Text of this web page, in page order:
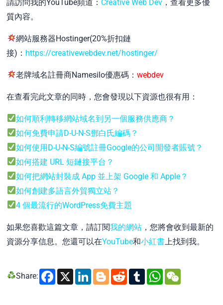
請訪問我的YouTube頻道： Creative Web Dev ，查看更多優
質內容。
網站服務器Hostinger(20%折扣鏈
接)： https://creativewebdev.net/hostinger/
老牌域名註冊商Namesilo優惠碼： webdev
在查看完此文章的同時，您會發現以下資源也很有用：
如何順利轉移網站域名到另一個服務供應商？
如何免費申請D-U-N-S鄧白氏編碼？
如何使用D-U-N-S編號註冊Google的公司開發者賬號？
如何搭建 URL 短鏈接平台？
如何把網站封裝成 App 並上架 Google 和 Apple？
如何創建多語言外貿獨立站？
4 個最流行的WordPress免費主題
如果您喜歡這篇文章，請訂閱我的網站 ，您將會收到最新的
資源分享信息。您還可以在YouTube和小紅書 上找到我。
Share: Facebook
X LinkedIn
Blogger
Reddit
Tumblr